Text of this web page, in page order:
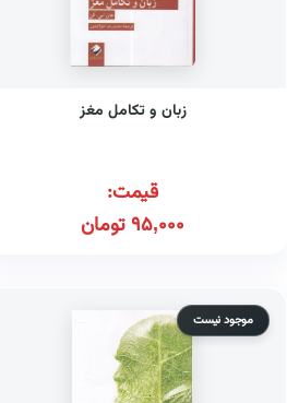
زبان و تکامل مغز
قیمت:
95,000تومان
موجود نیست